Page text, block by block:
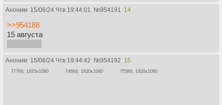
Аноним 15/08/24 Чтв 19:44:01 №954191 14
>>954188
15 августа
Аноним 15/08/24 Чтв 19:44:42 №954192 15
777Кб, 1920x1080 746Кб, 1920x1080 755Кб, 1920x1080